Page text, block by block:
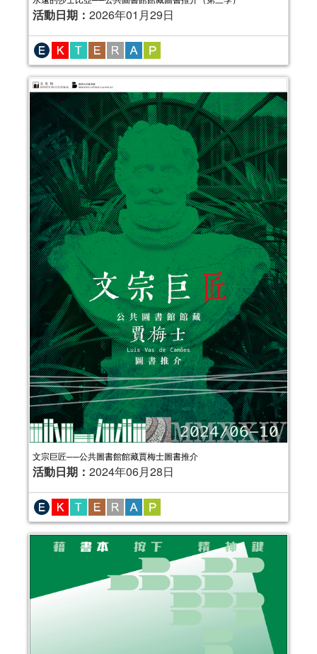
活動日期： 2026年01月29日
文宗巨匠──公共圖書館館藏賈梅士圖書推介
活動日期： 2024年06月28日